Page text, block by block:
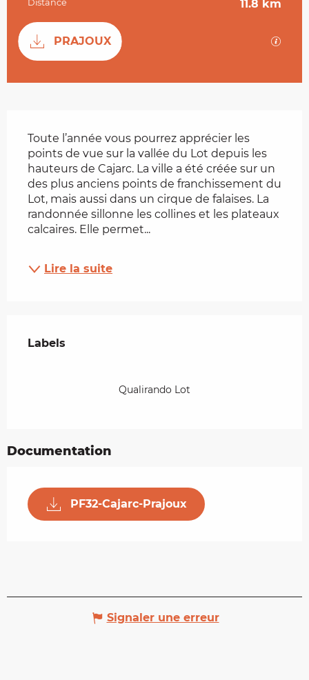
Distance 11.8 km
Documentation
PRAJOUX
Toute l’année vous pourrez apprécier les
points de vue sur la vallée du Lot depuis les
hauteurs de Cajarc. La ville a été créée sur un
des plus anciens points de franchissement du
Lot, mais aussi dans un cirque de falaises. La
randonnée sillonne les collines et les plateaux
calcaires. Elle permet...
Lire la suite
Labels
Labels
Qualirando Lot
Documentation
PF32-Cajarc-Prajoux
Signaler une erreur